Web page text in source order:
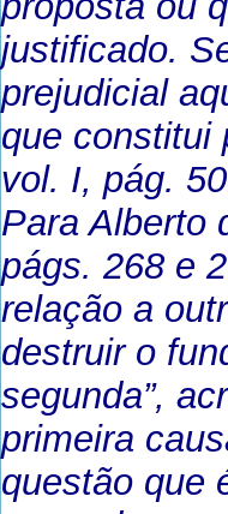
justificado.
prejudicial
que constitui
vol. I, pág.
Para Alberto
págs. 268 e
relação a
destruir o
segunda”,
primeira
questão que